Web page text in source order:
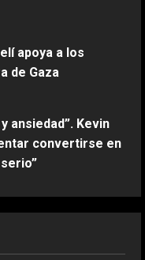
apoya a los
de Gaza
ansiedad”. Kevin
convertirse en